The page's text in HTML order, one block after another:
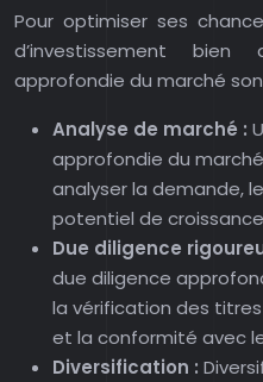
Pour optimiser ses
d’investissement
approfondie du marché
Analyse de marché :
approfondie du
analyser la demande,
potentiel de
Due diligence
due diligence
la vérification des
et la conformité avec
Diversification :